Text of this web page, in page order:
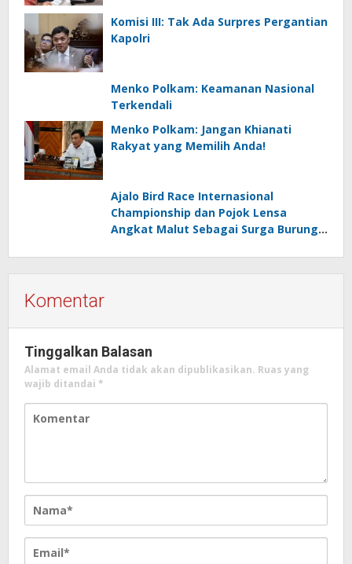
Komisi III: Tak Ada Surpres Pergantian
Kapolri
Menko Polkam: Keamanan Nasional
Terkendali
Menko Polkam: Jangan Khianati
Rakyat yang Memilih Anda!
Ajalo Bird Race Internasional
Championship dan Pojok Lensa
Angkat Malut Sebagai Surga Burung
Komentar
Tinggalkan Balasan
Alamat email Anda tidak akan dipublikasikan. Ruas yang
wajib ditandai *